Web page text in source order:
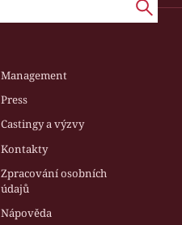
Management
Press
Castingy a výzvy
Kontakty
Zpracování osobních
údajů
Nápověda